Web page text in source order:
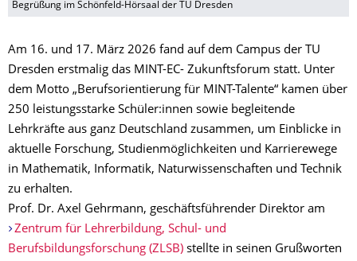
Begrüßung im Schönfeld-Hörsaal der TU Dresden
Am 16. und 17. März 2026 fand auf dem Campus der TU
Dresden erstmalig das MINT-EC- Zukunftsforum statt. Unter
dem Motto „Berufsorientierung für MINT-Talente“ kamen über
250 leistungsstarke Schüler:innen sowie begleitende
Lehrkräfte aus ganz Deutschland zusammen, um Einblicke in
aktuelle Forschung, Studienmöglichkeiten und Karrierewege
in Mathematik, Informatik, Naturwissenschaften und Technik
zu erhalten.
Prof. Dr. Axel Gehrmann, geschäftsführender Direktor am
Zentrum für Lehrerbildung, Schul- und
Berufsbildungsforschung (ZLSB) stellte in seinen Grußworten